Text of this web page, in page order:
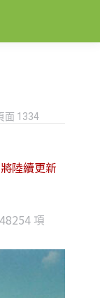
面 1334
項
latest
陸續更新